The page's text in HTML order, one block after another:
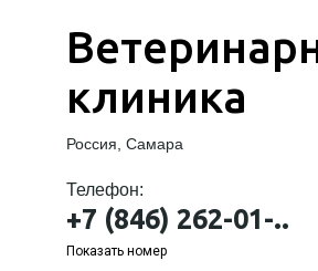
клиника
Россия, Самара
Телефон:
+7 (846) 262-01-..
Показать номер